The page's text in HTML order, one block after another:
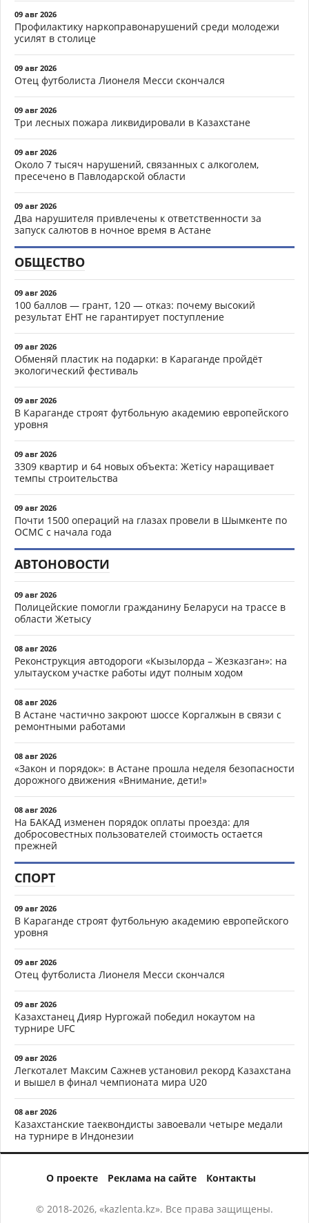
09 авг 2026
Профилактику наркоправонарушений среди молодежи
усилят в столице
09 авг 2026
Отец футболиста Лионеля Месси скончался
09 авг 2026
Три лесных пожара ликвидировали в Казахстане
09 авг 2026
Около 7 тысяч нарушений, связанных с алкоголем,
пресечено в Павлодарской области
09 авг 2026
Два нарушителя привлечены к ответственности за
запуск салютов в ночное время в Астане
ОБЩЕСТВО
09 авг 2026
100 баллов — грант, 120 — отказ: почему высокий
результат ЕНТ не гарантирует поступление
09 авг 2026
Обменяй пластик на подарки: в Караганде пройдёт
экологический фестиваль
09 авг 2026
В Караганде строят футбольную академию европейского
уровня
09 авг 2026
3309 квартир и 64 новых объекта: Жетісу наращивает
темпы строительства
09 авг 2026
Почти 1500 операций на глазах провели в Шымкенте по
ОСМС с начала года
АВТОНОВОСТИ
09 авг 2026
Полицейские помогли гражданину Беларуси на трассе в
области Жетысу
08 авг 2026
Реконструкция автодороги «Кызылорда – Жезказган»: на
улытауском участке работы идут полным ходом
08 авг 2026
В Астане частично закроют шоссе Коргалжын в связи с
ремонтными работами
08 авг 2026
«Закон и порядок»: в Астане прошла неделя безопасности
дорожного движения «Внимание, дети!»
08 авг 2026
На БАКАД изменен порядок оплаты проезда: для
добросовестных пользователей стоимость остается
прежней
СПОРТ
09 авг 2026
В Караганде строят футбольную академию европейского
уровня
09 авг 2026
Отец футболиста Лионеля Месси скончался
09 авг 2026
Казахстанец Дияр Нургожай победил нокаутом на
турнире UFC
09 авг 2026
Легкоталет Максим Сажнев установил рекорд Казахстана
и вышел в финал чемпионата мира U20
08 авг 2026
Казахстанские таеквондисты завоевали четыре медали
на турнире в Индонезии
О проекте Реклама на сайте Контакты
© 2018-2026, «kazlenta.kz». Все права защищены.